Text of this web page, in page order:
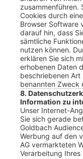
zusammenführen.
Cookies durch
Browser Software
darauf hin, dass
sämtliche
nutzen können.
erklären Sie sich
erhobenen Daten
beschriebenen
benannten Zweck
8.
Information zu
Unser Internet-
Sie sich gerade
Goldbach
Werbung auf den
AG vermarkteten
Verarbeitung